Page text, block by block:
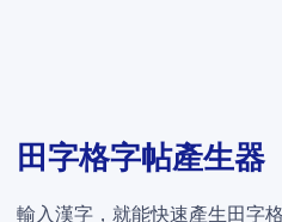
田字格字帖產生器
輸入漢字，就能快速產生田字